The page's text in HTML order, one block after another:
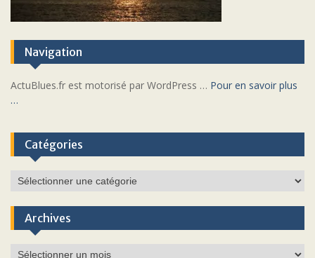
Navigation
ActuBlues.fr est motorisé par WordPress … Pour en savoir plus
…
Catégories
Catégories
Archives
Archives